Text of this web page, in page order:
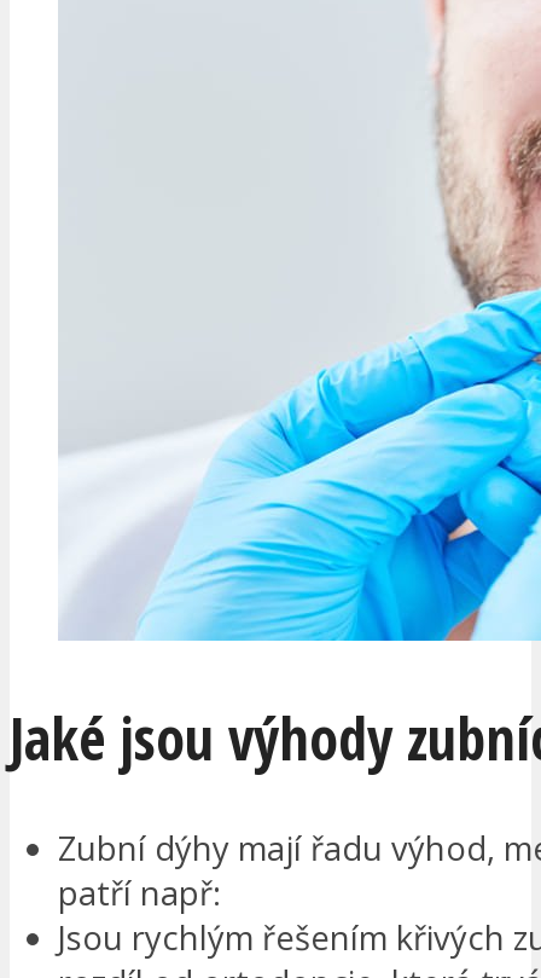
Jaké jsou výhody
Zubní dýhy mají řadu výhod,
patří např:
Jsou rychlým řešením křivých